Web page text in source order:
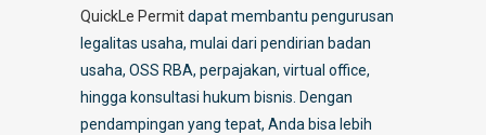
QuickLe Permitdapat membantu pengurusan
legalitas usaha, mulai dari pendirian badan
usaha, OSS RBA, perpajakan, virtual office,
hingga konsultasi hukum bisnis. Dengan
pendampingan yang tepat, Anda bisa lebih